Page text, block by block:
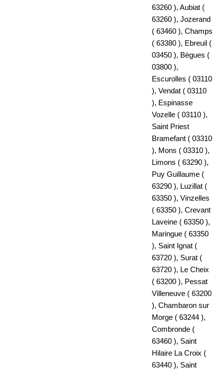
63260 ), Aubiat (
63260 ), Jozerand
( 63460 ), Champs
( 63380 ), Ebreuil (
03450 ), Bègues (
03800 ),
Escurolles ( 03110
), Vendat ( 03110
), Espinasse
Vozelle ( 03110 ),
Saint Priest
Bramefant ( 03310
), Mons ( 03310 ),
Limons ( 63290 ),
Puy Guillaume (
63290 ), Luzillat (
63350 ), Vinzelles
( 63350 ), Crevant
Laveine ( 63350 ),
Maringue ( 63350
), Saint Ignat (
63720 ), Surat (
63720 ), Le Cheix
( 63200 ), Pessat
Villeneuve ( 63200
), Chambaron sur
Morge ( 63244 ),
Combronde (
63460 ), Saint
Hilaire La Croix (
63440 ), Saint